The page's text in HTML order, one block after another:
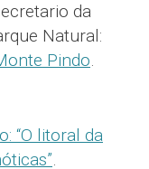
da
Natural:
Pindo.
“O litoral da
.